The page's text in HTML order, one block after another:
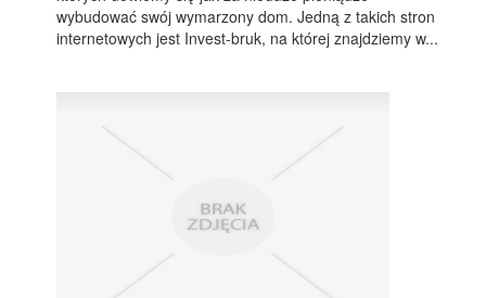
wybudować swój wymarzony dom. Jedną z takich stron
internetowych jest Invest-bruk, na której znajdziemy w...